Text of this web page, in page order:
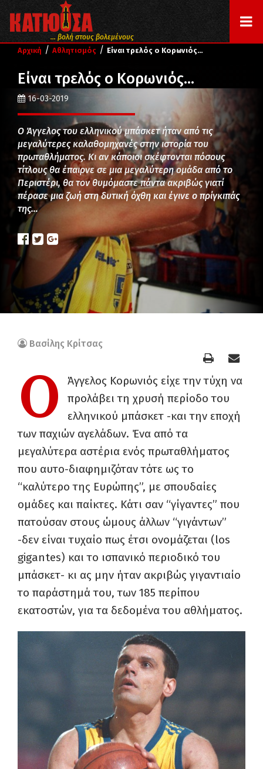
... βολή στους βολεμένους
Αρχική / Αθλητισμός / Είναι τρελός ο Κορωνιός…
Είναι τρελός ο Κορωνιός…
16-03-2019
Ο Άγγελος του ελληνικού μπάσκετ ήταν από τις
μεγαλύτερες καλαθομηχανές στην ιστορία του
πρωταθλήματος. Κι αν κάποιοι σκέφτονται πόσους
τίτλους θα έπαιρνε σε μια μεγαλύτερη ομάδα από το
Περιστέρι, θα τον θυμόμαστε πάντα ακριβώς γιατί
πέρασε μια ζωή στη δυτική όχθη και έγινε ο πρίγκιπάς
της…
Βασίλης Κρίτσας
Ο
Άγγελος Κορωνιός είχε την τύχη να
προλάβει τη χρυσή περίοδο του
ελληνικού μπάσκετ -και την εποχή
των παχιών αγελάδων. Ένα από τα
μεγαλύτερα αστέρια ενός πρωταθλήματος
που αυτο-διαφημιζόταν τότε ως το
“καλύτερο της Ευρώπης”, με σπουδαίες
ομάδες και παίκτες. Κάτι σαν “γίγαντες” που
πατούσαν στους ώμους άλλων “γιγάντων”
-δεν είναι τυχαίο πως έτσι ονομάζεται (los
gigantes) και το ισπανικό περιοδικό του
μπάσκετ- κι ας μην ήταν ακριβώς γιγαντιαίο
το παράστημά του, των 185 περίπου
εκατοστών, για τα δεδομένα του αθλήματος.